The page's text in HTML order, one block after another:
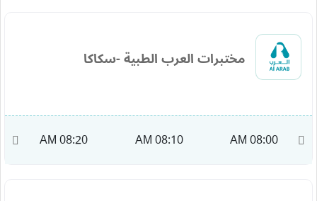
مختبرات العرب الطبية -سكاكا
08:00 AM
08:10 AM
08:20 AM